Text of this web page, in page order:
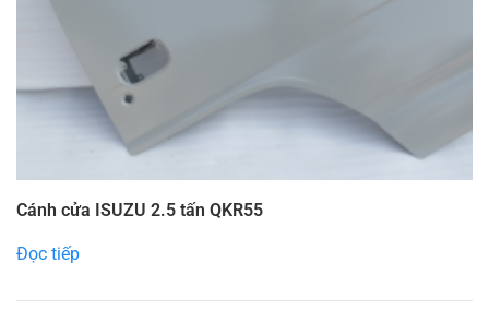
Cánh cửa ISUZU 2.5 tấn QKR55
Đọc tiếp